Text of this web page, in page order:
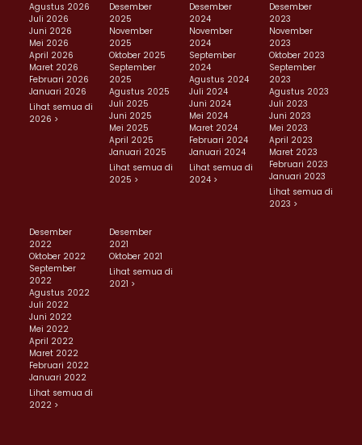
Agustus 2026
Juli 2026
Juni 2026
Mei 2026
April 2026
Maret 2026
Februari 2026
Januari 2026
Lihat semua di
2026 >
Desember
2025
November
2025
Oktober 2025
September
2025
Agustus 2025
Juli 2025
Juni 2025
Mei 2025
April 2025
Januari 2025
Lihat semua di
2025 >
Desember
2024
November
2024
September
2024
Agustus 2024
Juli 2024
Juni 2024
Mei 2024
Maret 2024
Februari 2024
Januari 2024
Lihat semua di
2024 >
Desember
2023
November
2023
Oktober 2023
September
2023
Agustus 2023
Juli 2023
Juni 2023
Mei 2023
April 2023
Maret 2023
Februari 2023
Januari 2023
Lihat semua di
2023 >
Desember
2022
Oktober 2022
September
2022
Agustus 2022
Juli 2022
Juni 2022
Mei 2022
April 2022
Maret 2022
Februari 2022
Januari 2022
Lihat semua di
2022 >
Desember
2021
Oktober 2021
Lihat semua di
2021 >